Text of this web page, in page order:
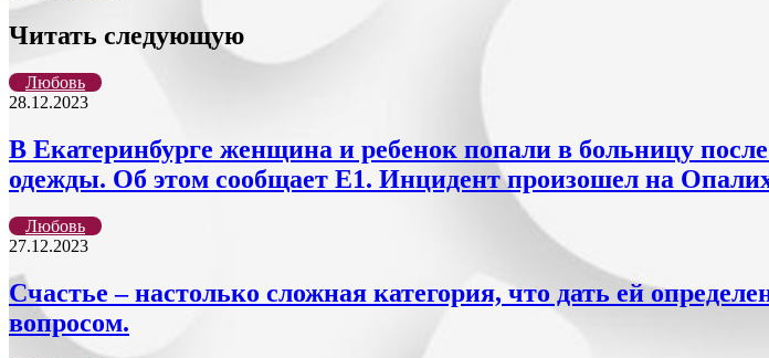
электронную
почту
Читать следующую
Любовь
28.12.2023
В Екатеринбурге женщина и ребенок попали в больницу
одежды. Об этом сообщает Е1. Инцидент произошел на
Любовь
27.12.2023
Счастье – настолько сложная категория, что дать ей
вопросом.